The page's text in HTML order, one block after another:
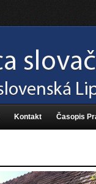
Kontakt Časopis